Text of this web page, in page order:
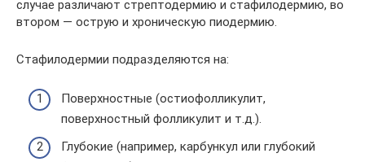
случае различают стрептодермию и стафилодермию, во
втором — острую и хроническую пиодермию.
Стафилодермии подразделяются на:
Поверхностные (остиофолликулит,
поверхностный фолликулит и т.д.).
Глубокие (например, карбункул или глубокий